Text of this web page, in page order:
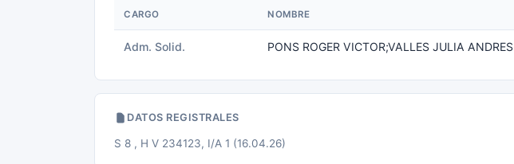
CARGO NOMBRE
Adm. Solid. PONS ROGER VICTOR;VALLES JULIA ANDRES
DATOS REGISTRALES
S 8 , H V 234123, I/A 1 (16.04.26)